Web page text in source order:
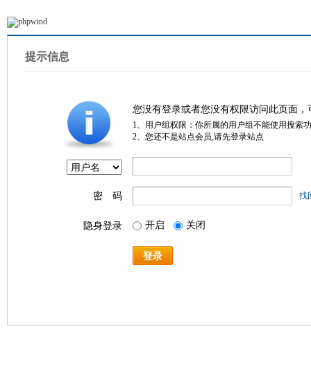
提示信息
您没有登录或者您没有权限访问此页面
1、用户组权限：你所属的用户组不能使用搜索
2、您还不是站点会员,请先登录站点
密 码 找
隐身登录 开启 关闭
登录